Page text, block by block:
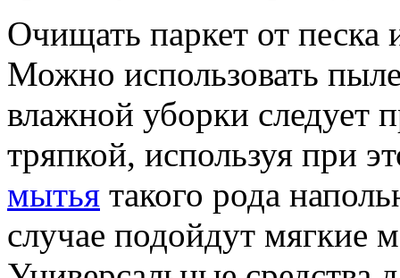
Очищать паркет от
Можно использовать
влажной уборки следует
тряпкой, используя при
мытья такого рода
случае подойдут мягкие